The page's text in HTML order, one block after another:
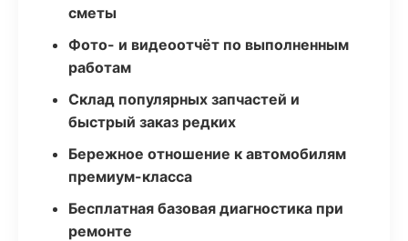
сметы
Фото- и видеоотчёт по выполненным
работам
Склад популярных запчастей и
быстрый заказ редких
Бережное отношение к автомобилям
премиум-класса
Бесплатная базовая диагностика при
ремонте